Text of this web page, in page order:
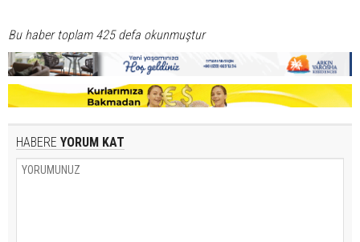
Bu haber toplam 425 defa okunmuştur
HABERE YORUM KAT